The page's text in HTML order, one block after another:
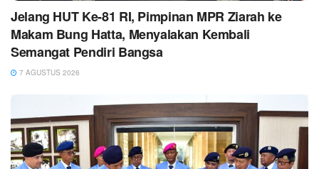
Jelang HUT Ke-81 RI, Pimpinan MPR Ziarah ke
Makam Bung Hatta, Menyalakan Kembali
Semangat Pendiri Bangsa
7 AGUSTUS 2026